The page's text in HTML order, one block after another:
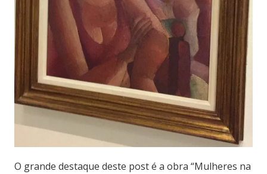
O grande destaque deste post é a obra “Mulheres na